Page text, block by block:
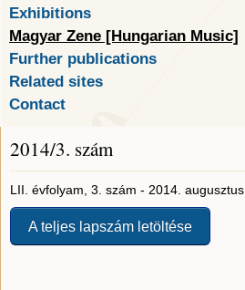
Exhibitions
Magyar Zene [Hungarian Music]
Further publications
Related sites
Contact
2014/3. szám
LII. évfolyam, 3. szám - 2014. augusztus
A teljes lapszám letöltése